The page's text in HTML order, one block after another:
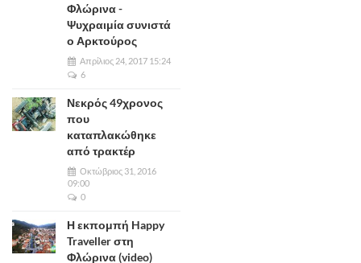
Φλώρινα -
Ψυχραιμία συνιστά
ο Αρκτούρος
Απρίλιος 24, 2017 15:24
6
Νεκρός 49χρονος
που
καταπλακώθηκε
από τρακτέρ
Οκτώβριος 31, 2016
09:00
0
Η εκπομπή Happy
Traveller στη
Φλώρινα (video)